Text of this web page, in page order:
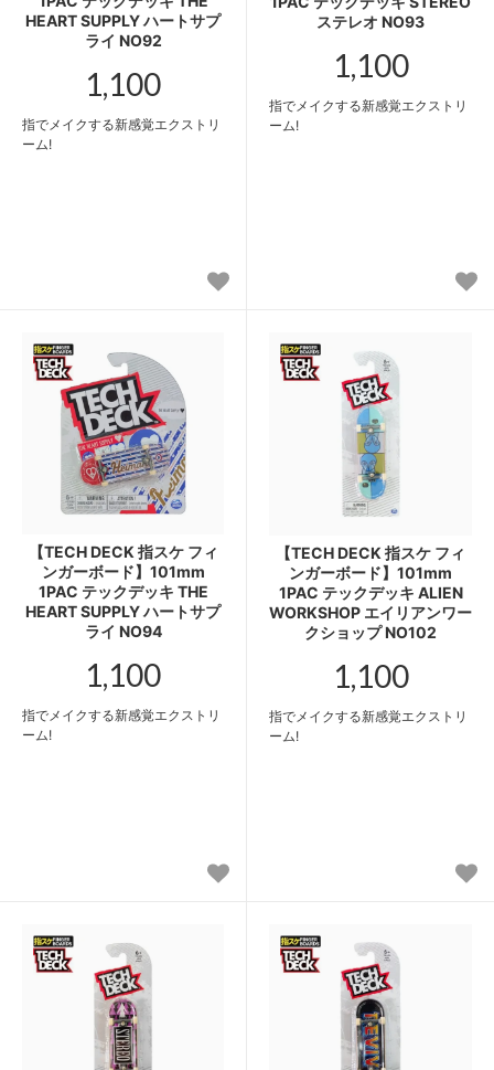
HEART SUPPLY ハートサプ
ライ NO92
1,100
指でメイクする新感覚エクストリ
ーム!
ステレオ NO93
1,100
指でメイクする新感覚エクストリ
ーム!
【TECH DECK 指スケ フィ
ンガーボード】101mm
1PAC テックデッキ THE
HEART SUPPLY ハートサプ
ライ NO94
1,100
指でメイクする新感覚エクストリ
ーム!
【TECH DECK 指スケ フィ
ンガーボード】101mm
1PAC テックデッキ ALIEN
WORKSHOP エイリアンワー
クショップ NO102
1,100
指でメイクする新感覚エクストリ
ーム!